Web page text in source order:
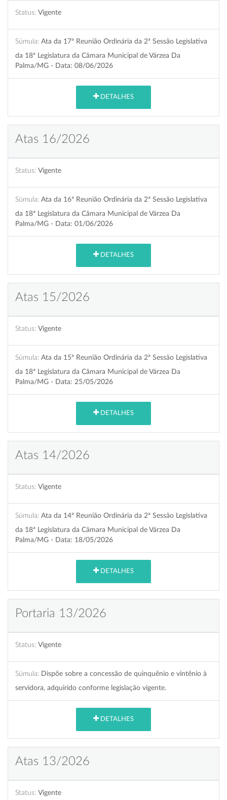
Status: Vigente
Súmula: Ata da 17ª Reunião Ordinária da 2ª Sessão Legislativa
da 18ª Legislatura da Câmara Municipal de Várzea Da
Palma/MG - Data: 08/06/2026
DETALHES
Atas 16/2026
Status: Vigente
Súmula: Ata da 16ª Reunião Ordinária da 2ª Sessão Legislativa
da 18ª Legislatura da Câmara Municipal de Várzea Da
Palma/MG - Data: 01/06/2026
DETALHES
Atas 15/2026
Status: Vigente
Súmula: Ata da 15ª Reunião Ordinária da 2ª Sessão Legislativa
da 18ª Legislatura da Câmara Municipal de Várzea Da
Palma/MG - Data: 25/05/2026
DETALHES
Atas 14/2026
Status: Vigente
Súmula: Ata da 14ª Reunião Ordinária da 2ª Sessão Legislativa
da 18ª Legislatura da Câmara Municipal de Várzea Da
Palma/MG - Data: 18/05/2026
DETALHES
Portaria 13/2026
Status: Vigente
Súmula: Dispõe sobre a concessão de quinquênio e vintênio à
servidora, adquirido conforme legislação vigente.
DETALHES
Atas 13/2026
Status: Vigente